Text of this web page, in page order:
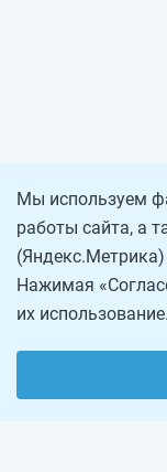
Мы используем
работы сайта, а
(Яндекс.Метрика)
Нажимая
их использование.